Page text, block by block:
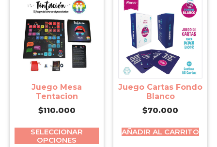
Juego Mesa
Tentacion
$110.000
SELECCIONAR
OPCIONES
Juego Cartas Fondo
Blanco
$70.000
AÑADIR AL CARRITO